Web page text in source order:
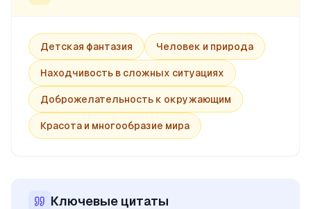
Детская фантазия Человек и природа
Находчивость в сложных ситуациях
Доброжелательность к окружающим
Красота и многообразие мира
Ключевые цитаты